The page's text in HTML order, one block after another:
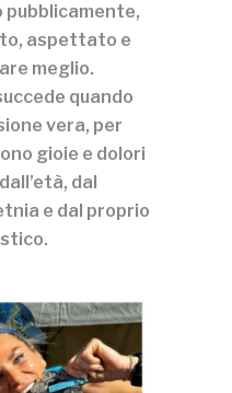
pubblicamente,
aspettato e
meglio.
quando
vera, per
gioie e dolori
dal
e dal proprio